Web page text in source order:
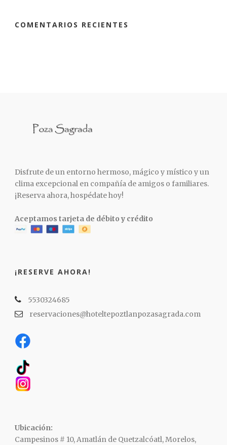
COMENTARIOS RECIENTES
Disfrute de un entorno hermoso, mágico y místico y un
clima excepcional en compañía de amigos o familiares.
¡Reserva ahora, hospédate hoy!
Aceptamos tarjeta de débito y crédito
¡RESERVE AHORA!
5530324685
reservaciones@hoteltepoztlanpozasagrada.com
Ubicación:
Campesinos # 10, Amatlán de Quetzalcóatl, Morelos,